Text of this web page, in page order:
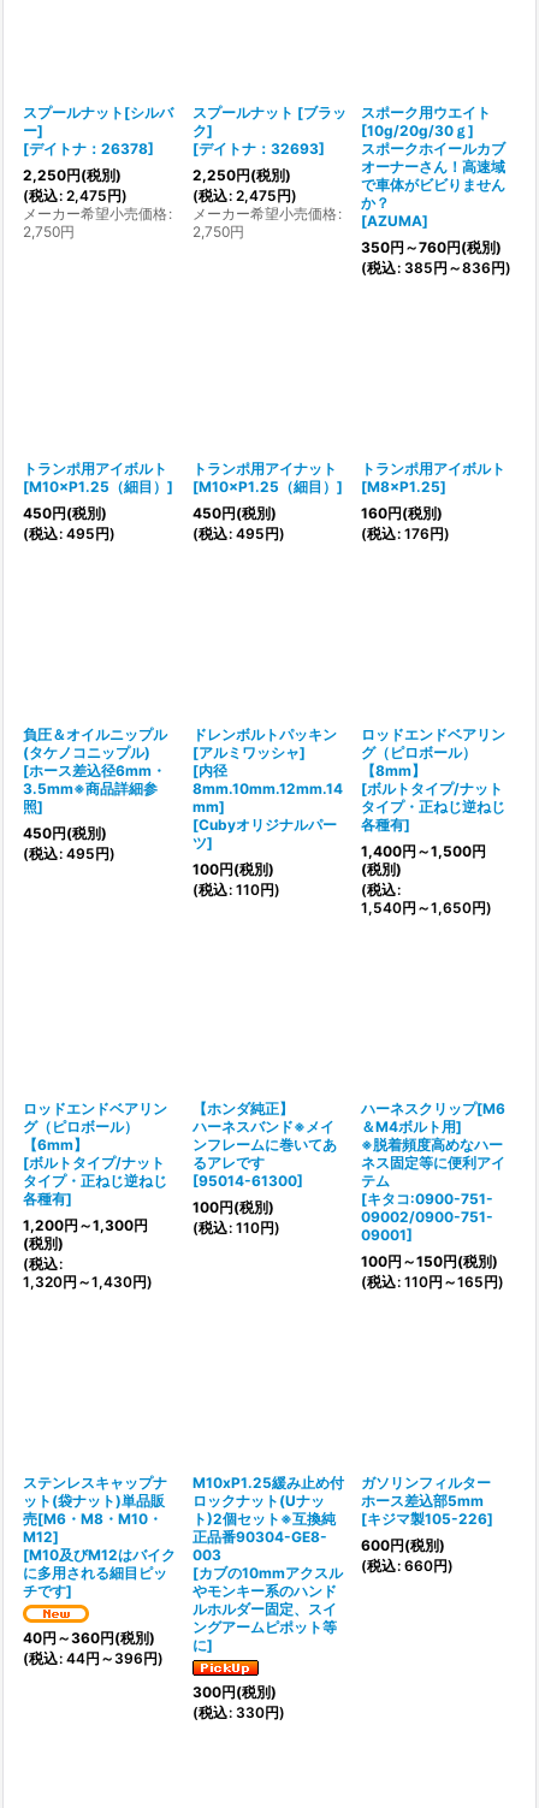
スプールナット[シルバ
ー]
[デイトナ：26378]
2,250円(税別)
(税込: 2,475円)
メーカー希望小売価格:
2,750円
スプールナット [ブラッ
ク]
[デイトナ：32693]
2,250円(税別)
(税込: 2,475円)
メーカー希望小売価格:
2,750円
スポーク用ウエイト
[10g/20g/30ｇ]
スポークホイールカブ
オーナーさん！高速域
で車体がビビりません
か？
[AZUMA]
350円 ～760円(税別)
(税込: 385円 ～836円)
トランポ用アイボルト
[M10×P1.25（細目） ]
450円(税別)
(税込: 495円)
トランポ用アイナット
[M10×P1.25（細目） ]
450円(税別)
(税込: 495円)
トランポ用アイボルト
[M8×P1.25]
160円(税別)
(税込: 176円)
負圧＆オイルニップル
(タケノコニップル)
[ホース差込径6mm・
3.5mm※商品詳細参
照]
450円(税別)
(税込: 495円)
ドレンボルトパッキン
[アルミワッシャ]
[内径
8mm.10mm.12mm.14
mm]
[Cubyオリジナルパー
ツ]
100円(税別)
(税込: 110円)
ロッドエンドベアリン
グ（ピロボール）
【8mm】
[ボルトタイプ/ナット
タイプ・正ねじ逆ねじ
各種有]
1,400円 ～1,500円
(税別)
(税込:
1,540円 ～1,650円)
ロッドエンドベアリン
グ（ピロボール）
【6mm】
[ボルトタイプ/ナット
タイプ・正ねじ逆ねじ
各種有]
1,200円 ～1,300円
(税別)
(税込:
1,320円 ～1,430円)
【ホンダ純正】
ハーネスバンド※メイ
ンフレームに巻いてあ
るアレです
[95014-61300]
100円(税別)
(税込: 110円)
ハーネスクリップ[M6
＆M4ボルト用]
※脱着頻度高めなハー
ネス固定等に便利アイ
テム
[キタコ:0900-751-
09002/0900-751-
09001]
100円 ～150円(税別)
(税込: 110円 ～165円)
ステンレスキャップナ
ット(袋ナット)単品販
売[M6・M8・M10・
M12]
[M10及びM12はバイク
に多用される細目ピッ
チです]
40円 ～360円(税別)
(税込: 44円 ～396円)
M10xP1.25緩み止め付
ロックナット(Uナッ
ト)2個セット※互換純
正品番90304-GE8-
003
[カブの10mmアクスル
やモンキー系のハンド
ルホルダー固定、スイ
ングアームピポット等
に]
300円(税別)
(税込: 330円)
ガソリンフィルター
ホース差込部5mm
[キジマ製105-226]
600円(税別)
(税込: 660円)